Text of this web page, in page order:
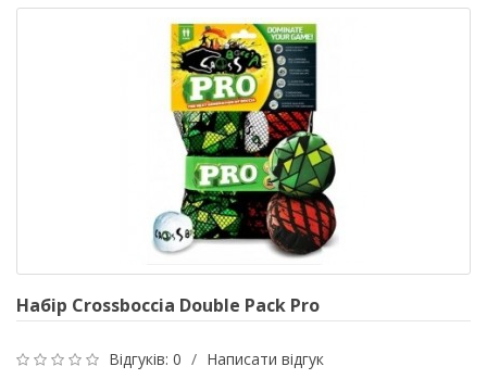
Набір Crossboccia Double Pack Pro
Відгуків: 0 / Написати відгук